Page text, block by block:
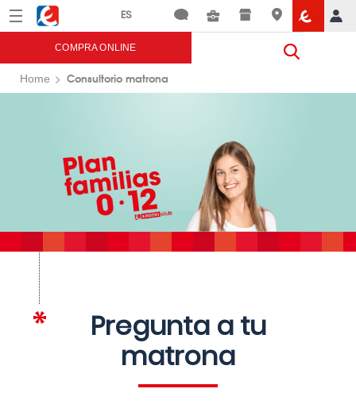
Menú Eroski
COMPRA ONLINE
Home Consultorio matrona
Pregunta a tu
matrona